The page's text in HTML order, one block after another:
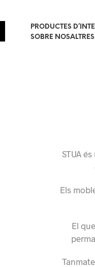
PRODUCTES
SOBRE NOSALTRES
STUA
Els
El